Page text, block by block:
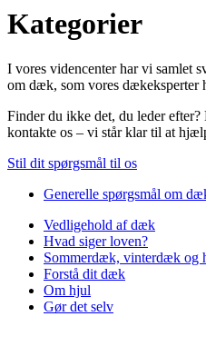
Kategorier
I vores videncenter har vi samlet
om dæk, som vores dækeksperter
Finder du ikke det, du leder
kontakte os – vi står klar til at
Stil dit spørgsmål til os
Generelle spørgsmål om
Vedligehold af dæk
Hvad siger loven?
Sommerdæk, vinterdæk og
Forstå dit dæk
Om hjul
Gør det selv